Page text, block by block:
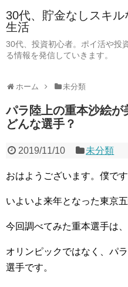
30代、貯金なしスキ
生活
30代、投資初心者。ポイ活や投
る情報を発信していきます。
ホーム 未分類
パラ陸上の重本沙絵が
どんな選手？
2019/11/10 未分類
おはようございます。僕です
いよいよ来年となった東京五
今回調べてみた重本選手は、
オリンピックではなく、パ
選手です。